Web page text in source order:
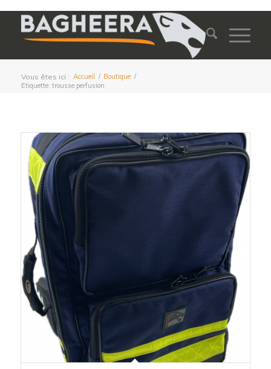
Vous êtes ici : Accueil / Boutique /
Etiquette: trousse perfusion